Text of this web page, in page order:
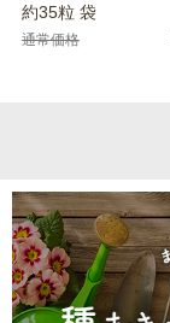
約35粒 袋
通常価格